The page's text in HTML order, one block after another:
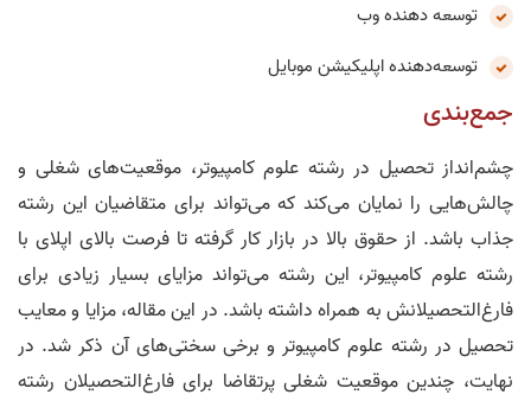
توسعه‌ دهنده وب
توسعه‌دهنده اپلیکیشن موبایل
جمع‌بندی
چشم‌انداز تحصیل در رشته علوم کامپیوتر، موقعیت‌های شغلی و
چالش‌هایی را نمایان می‌کند که می‌تواند برای متقاضیان این رشته
جذاب باشد. از حقوق بالا در بازار کار گرفته تا فرصت بالای اپلای با
رشته علوم کامپیوتر، این رشته می‌تواند مزایای بسیار زیادی برای
فارغ‌التحصیلانش به همراه داشته باشد. در این مقاله، مزایا و معایب
تحصیل در رشته علوم کامپیوتر و برخی سختی‌های آن ذکر شد. در
نهایت، چندین موقعیت شغلی پرتقاضا برای فارغ‌التحصیلان رشته